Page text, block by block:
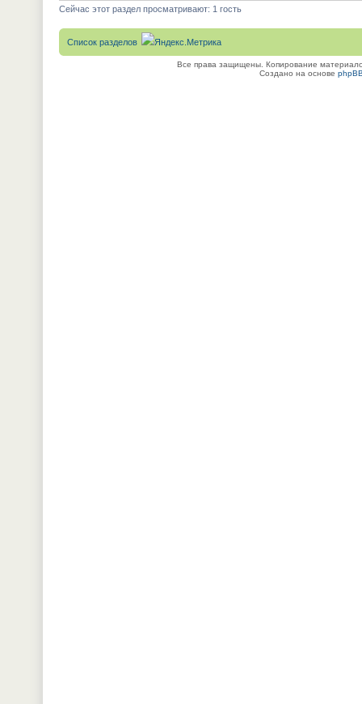
Сейчас этот раздел просматривают: 1 гость
Список разделов
Все права защищены. Копирование
Создано на основе